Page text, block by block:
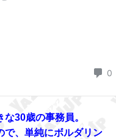
30歳の事務員。
で、単純にボルダリン